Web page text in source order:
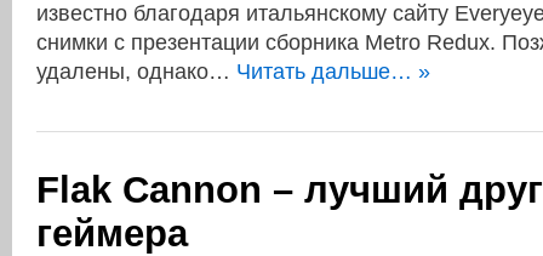
известно благодаря итальянскому сайту
снимки с презентации сборника Metro Redux.
удалены, однако… Читать дальше… »
Flak Cannon – лучший
геймера